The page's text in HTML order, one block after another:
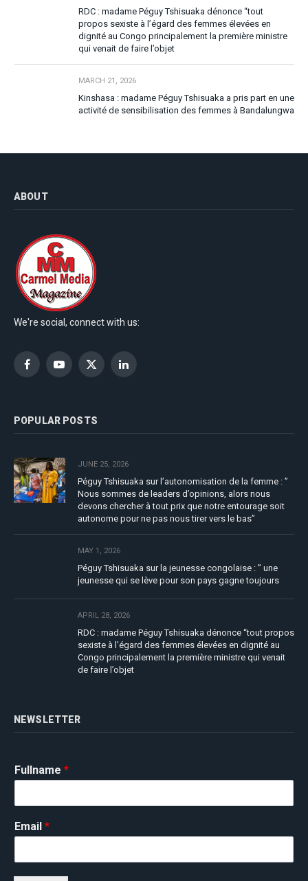
RDC : madame Péguy Tshisuaka dénonce “tout
propos sexiste à l’égard des femmes élevées en
dignité au Congo principalement la première ministre
qui venait de faire l’objet
MARCH 21, 2026
Kinshasa : madame Péguy Tshisuaka a pris part en une
activité de sensibilisation des femmes à Bandalungwa
ABOUT
We're social, connect with us:
FacebookYouTubeX
LinkedIn
POPULAR POSTS
JUNE 25, 2026
Péguy Tshisuaka sur l’autonomisation de la femme : ”
Nous sommes de leaders d’opinions, alors nous
devons chercher à tout prix que notre entourage soit
autonome pour ne pas nous tirer vers le bas”
MAY 1, 2026
Péguy Tshisuaka sur la jeunesse congolaise : ” une
jeunesse qui se lève pour son pays gagne toujours
APRIL 28, 2026
RDC : madame Péguy Tshisuaka dénonce “tout propos
sexiste à l’égard des femmes élevées en dignité au
Congo principalement la première ministre qui venait
de faire l’objet
NEWSLETTER
Fullname *
Email *